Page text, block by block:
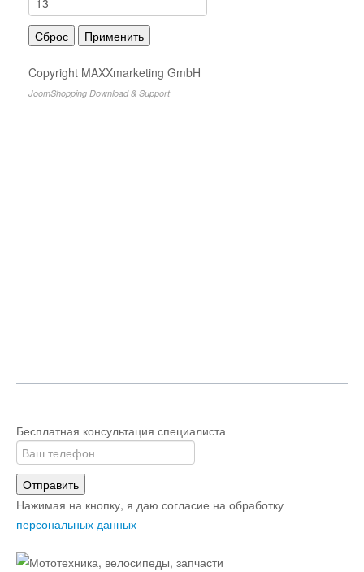
Copyright MAXXmarketing GmbH
JoomShopping Download & Support
Бесплатная консультация специалиста
Отправить
Нажимая на кнопку, я даю согласие на обработку
персональных данных